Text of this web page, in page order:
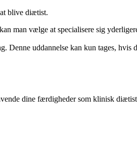
blive diætist.
man vælge at specialisere sig
Denne uddannelse kan kun tages, hvis
dine færdigheder som klinisk